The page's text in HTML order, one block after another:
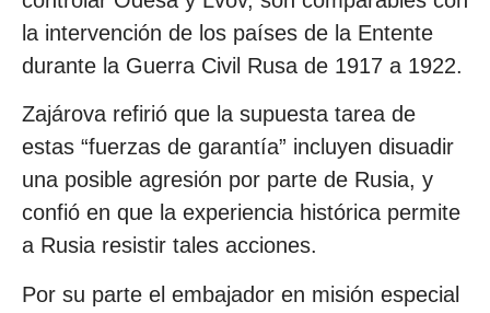
la intervención de los países de la Entente
durante la Guerra Civil Rusa de 1917 a 1922.
Zajárova refirió que la supuesta tarea de
estas “fuerzas de garantía” incluyen disuadir
una posible agresión por parte de Rusia, y
confió en que la experiencia histórica permite
a Rusia resistir tales acciones.
Por su parte el embajador en misión especial